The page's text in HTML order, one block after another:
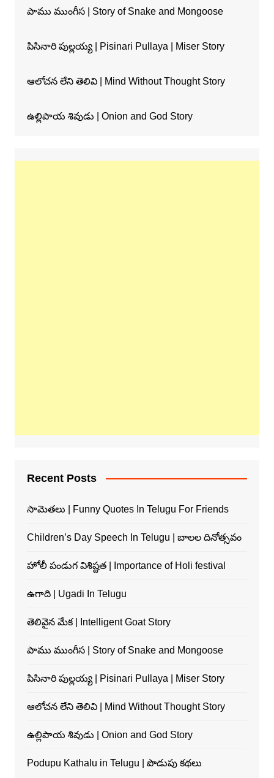
పాము ముంగీస | Story of Snake and Mongoose
పిసినారి పుల్లయ్య | Pisinari Pullaya | Miser Story
ఆలోచన లేని తెలివి | Mind Without Thought Story
ఉల్లిపాయ శివుడు | Onion and God Story
Recent Posts
సామెతలు | Funny Quotes In Telugu For Friends
Children’s Day Speech In Telugu | బాలల దినోత్సవం
హోలీ పండుగ విశిష్టత | Importance of Holi festival
ఉగాది | Ugadi In Telugu
తెలివైన మేక | Intelligent Goat Story
పాము ముంగీస | Story of Snake and Mongoose
పిసినారి పుల్లయ్య | Pisinari Pullaya | Miser Story
ఆలోచన లేని తెలివి | Mind Without Thought Story
ఉల్లిపాయ శివుడు | Onion and God Story
Podupu Kathalu in Telugu | పొడుపు కథలు